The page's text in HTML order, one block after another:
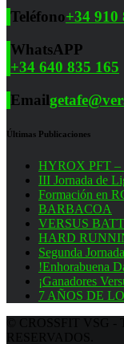
Teléfono+34 910
WhatsAPP
+34 640 835 165
Email
Últimas Publicaciones
HYROX PFT –
III Jornada de
Formación en
BARBACOA
VERSUS
HARD
Segunda
!Enhorabuena
¡Ganadores
7 AÑOS DE